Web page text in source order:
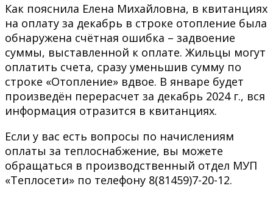
Как пояснила Елена Михайловна, в квитанциях
на оплату за декабрь в строке отопление была
обнаружена счётная ошибка – задвоение
суммы, выставленной к оплате. Жильцы могут
оплатить счета, сразу уменьшив сумму по
строке «Отопление» вдвое. В январе будет
произведён перерасчет за декабрь 2024 г., вся
информация отразится в квитанциях.
Если у вас есть вопросы по начислениям
оплаты за теплоснабжение, вы можете
обращаться в производственный отдел МУП
«Теплосети» по телефону 8(81459)7-20-12.